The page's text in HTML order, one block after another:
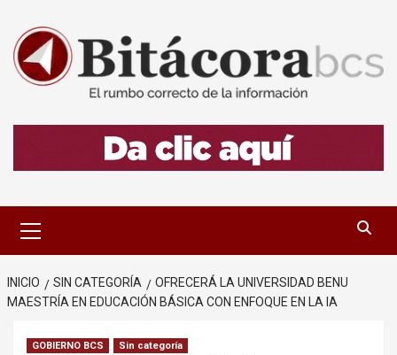
contenido
primario
INICIO SIN CATEGORÍA
OFRECERÁ LA UNIVERSIDAD BENU
MAESTRÍA EN EDUCACIÓN BÁSICA CON ENFOQUE EN LA IA
GOBIERNO BCS Sin categoría